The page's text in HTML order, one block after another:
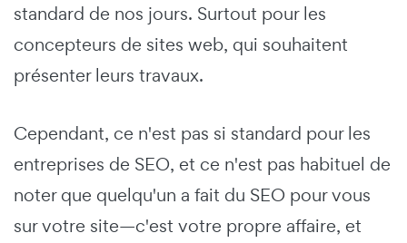
standard de nos jours. Surtout pour les
concepteurs de sites web, qui souhaitent
présenter leurs travaux.
Cependant, ce n'est pas si standard pour les
entreprises de SEO, et ce n'est pas habituel de
noter que quelqu'un a fait du SEO pour vous
sur votre site—c'est votre propre affaire, et